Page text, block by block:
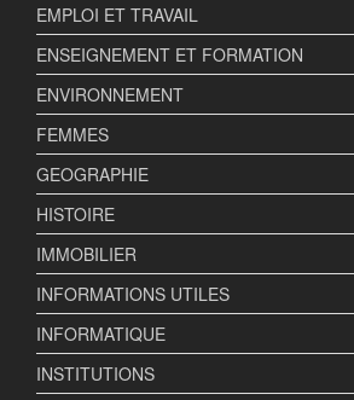
EMPLOI ET TRAVAIL
ENSEIGNEMENT ET FORMATION
ENVIRONNEMENT
FEMMES
GEOGRAPHIE
HISTOIRE
IMMOBILIER
INFORMATIONS UTILES
INFORMATIQUE
INSTITUTIONS